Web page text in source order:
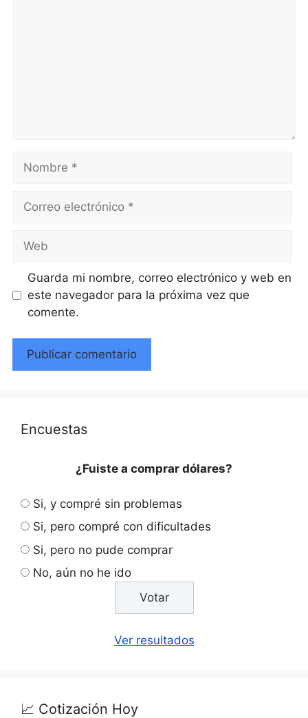
electrónico
Guarda mi nombre, correo electrónico y web en
este navegador para la próxima vez que
comente.
Encuestas
¿Fuiste a comprar dólares?
Si, y compré sin problemas
Si, pero compré con dificultades
Si, pero no pude comprar
No, aún no he ido
Ver resultados
📈 Cotización Hoy